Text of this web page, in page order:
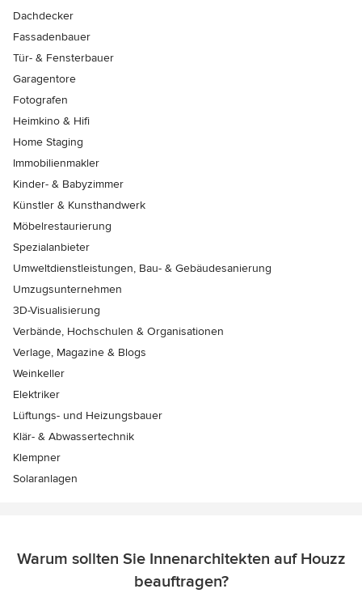
Dachdecker
Fassadenbauer
Tür- & Fensterbauer
Garagentore
Fotografen
Heimkino & Hifi
Home Staging
Immobilienmakler
Kinder- & Babyzimmer
Künstler & Kunsthandwerk
Möbelrestaurierung
Spezialanbieter
Umweltdienstleistungen, Bau- & Gebäudesanierung
Umzugsunternehmen
3D-Visualisierung
Verbände, Hochschulen & Organisationen
Verlage, Magazine & Blogs
Weinkeller
Elektriker
Lüftungs- und Heizungsbauer
Klär- & Abwassertechnik
Klempner
Solaranlagen
Warum sollten Sie Innenarchitekten auf Houzz
beauftragen?